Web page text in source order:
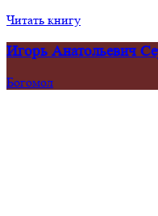
Читать книгу
Игорь Анатольевич
Богомол